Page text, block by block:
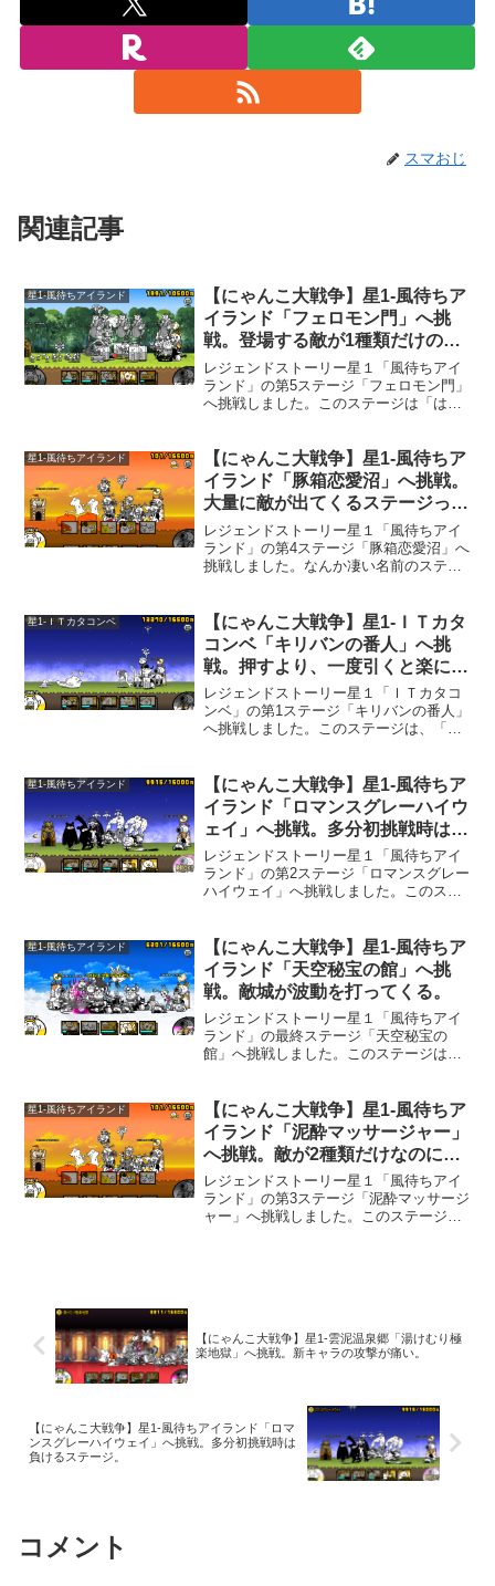
スマおじ
関連記事
星1-風待ちアイランド
【にゃんこ大戦争】星1-風待ちア
イランド「フェロモン門」へ挑
戦。登場する敵が1種類だけの珍
しいステージ。
レジェンドストーリー星１「風待ちアイ
ランド」の第5ステージ「フェロモン門」
へ挑戦しました。このステージは「はぐ
れが意外と難しい。敵は、結構な攻撃力
があって、こちらのキ...
星1-風待ちアイランド
【にゃんこ大戦争】星1-風待ちア
イランド「豚箱恋愛沼」へ挑戦。
大量に敵が出てくるステージって
面白いですね。
レジェンドストーリー星１「風待ちアイ
ランド」の第4ステージ「豚箱恋愛沼」へ
挑戦しました。なんか凄い名前のステー
波動を撃つ「ダディ」への対応が難しい
です。ちょろっと出てく...
星1-ＩＴカタコンベ
【にゃんこ大戦争】星1-ＩＴカタ
コンベ「キリバンの番人」へ挑
戦。押すより、一度引くと楽に戦
える。
レジェンドストーリー星１「ＩＴカタコ
ンベ」の第1ステージ「キリバンの番人」
へ挑戦しました。このステージは、「ダ
らの動きを止めて、その間に「ダチョウ
同好会」がビシバシこち...
星1-風待ちアイランド
【にゃんこ大戦争】星1-風待ちア
イランド「ロマンスグレーハイウ
ェイ」へ挑戦。多分初挑戦時は負
けるステージ。
レジェンドストーリー星１「風待ちアイ
ランド」の第2ステージ「ロマンスグレー
ハイウェイ」へ挑戦しました。このステ
います。2回目も負けちゃうかも。3回目
は慎重になり、めん...
星1-風待ちアイランド
【にゃんこ大戦争】星1-風待ちア
イランド「天空秘宝の館」へ挑
戦。敵城が波動を打ってくる。
レジェンドストーリー星１「風待ちアイ
ランド」の最終ステージ「天空秘宝の
館」へ挑戦しました。このステージは、
の波動に当たると大抵のキャラクターは
死んでしまいます。どうやら...
星1-風待ちアイランド
【にゃんこ大戦争】星1-風待ちア
イランド「泥酔マッサージャー」
へ挑戦。敵が2種類だけなのに難
しい。
レジェンドストーリー星１「風待ちアイ
ランド」の第3ステージ「泥酔マッサージ
ャー」へ挑戦しました。このステージ
【にゃんこ大戦争】星1-雲泥温泉郷「湯けむり極
楽地獄」へ挑戦。新キャラの攻撃が痛い。
【にゃんこ大戦争】星1-風待ちアイランド「ロマ
ンスグレーハイウェイ」へ挑戦。多分初挑戦時は
負けるステージ。
コメント